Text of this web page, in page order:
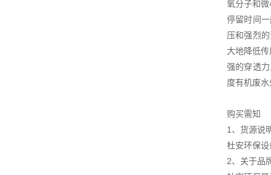
氧分子和
停留时间
压和强烈
大地降低
强的穿透
度有机废
购买需知
1、货源说
杜安环保
2、关于品